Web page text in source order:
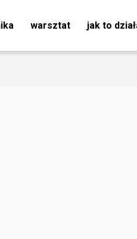
warsztat jak to